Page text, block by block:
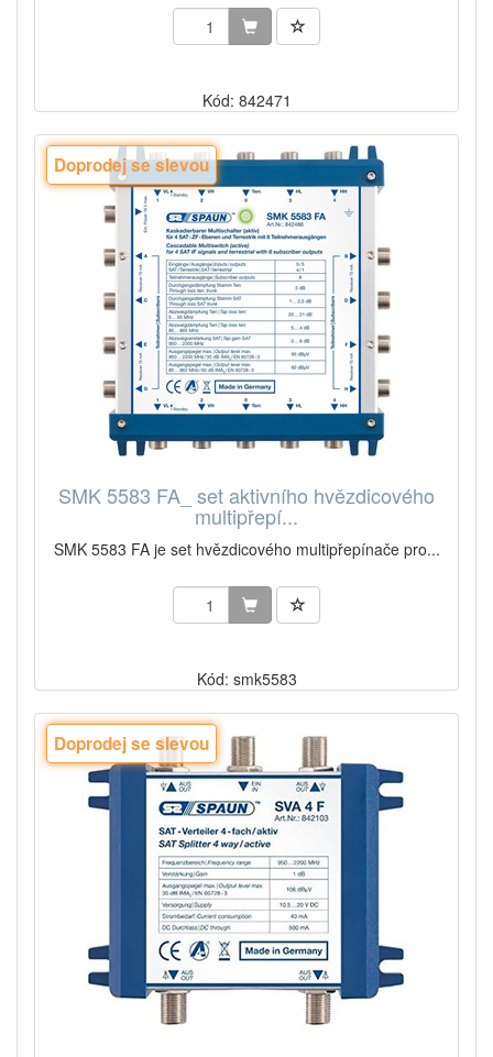
Kód: 842471
Doprodej se slevou
SMK 5583 FA_ set aktivního hvězdicového
multipřepí...
SMK 5583 FA je set hvězdicového multipřepínače pro...
Kód: smk5583
Doprodej se slevou